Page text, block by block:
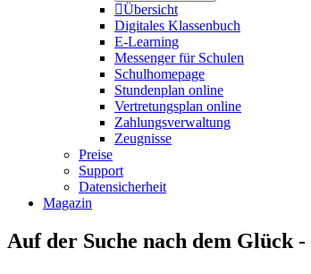
Übersicht
Digitales Klassenbuch
E-Learning
Messenger für Schulen
Schulhomepage
Stundenplan online
Vertretungsplan online
Zahlungsverwaltung
Zeugnisse
Preise
Support
Datensicherheit
Magazin
Auf der Suche nach dem Glück